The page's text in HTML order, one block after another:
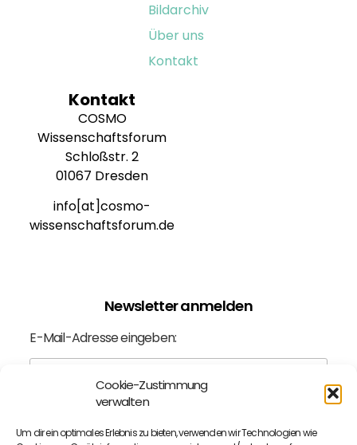
Cookie-Zustimmung
verwalten
Um dir ein optimales Erlebnis zu bieten, verwenden wir Technologien wie
Bildarchiv
Über uns
Kontakt
Kontakt
COSMO
Wissenschaftsforum
Schloßstr. 2
01067 Dresden
info[at]cosmo-
wissenschaftsforum.de
Newsletter anmelden
E-Mail-Adresse eingeben:
Ich bin mit derDatenschutzerklärung
einverstanden.